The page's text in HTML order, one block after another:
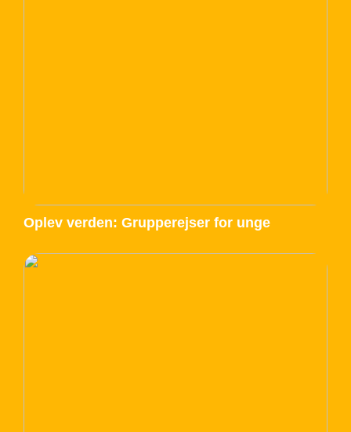
Oplev verden: Grupperejser for unge